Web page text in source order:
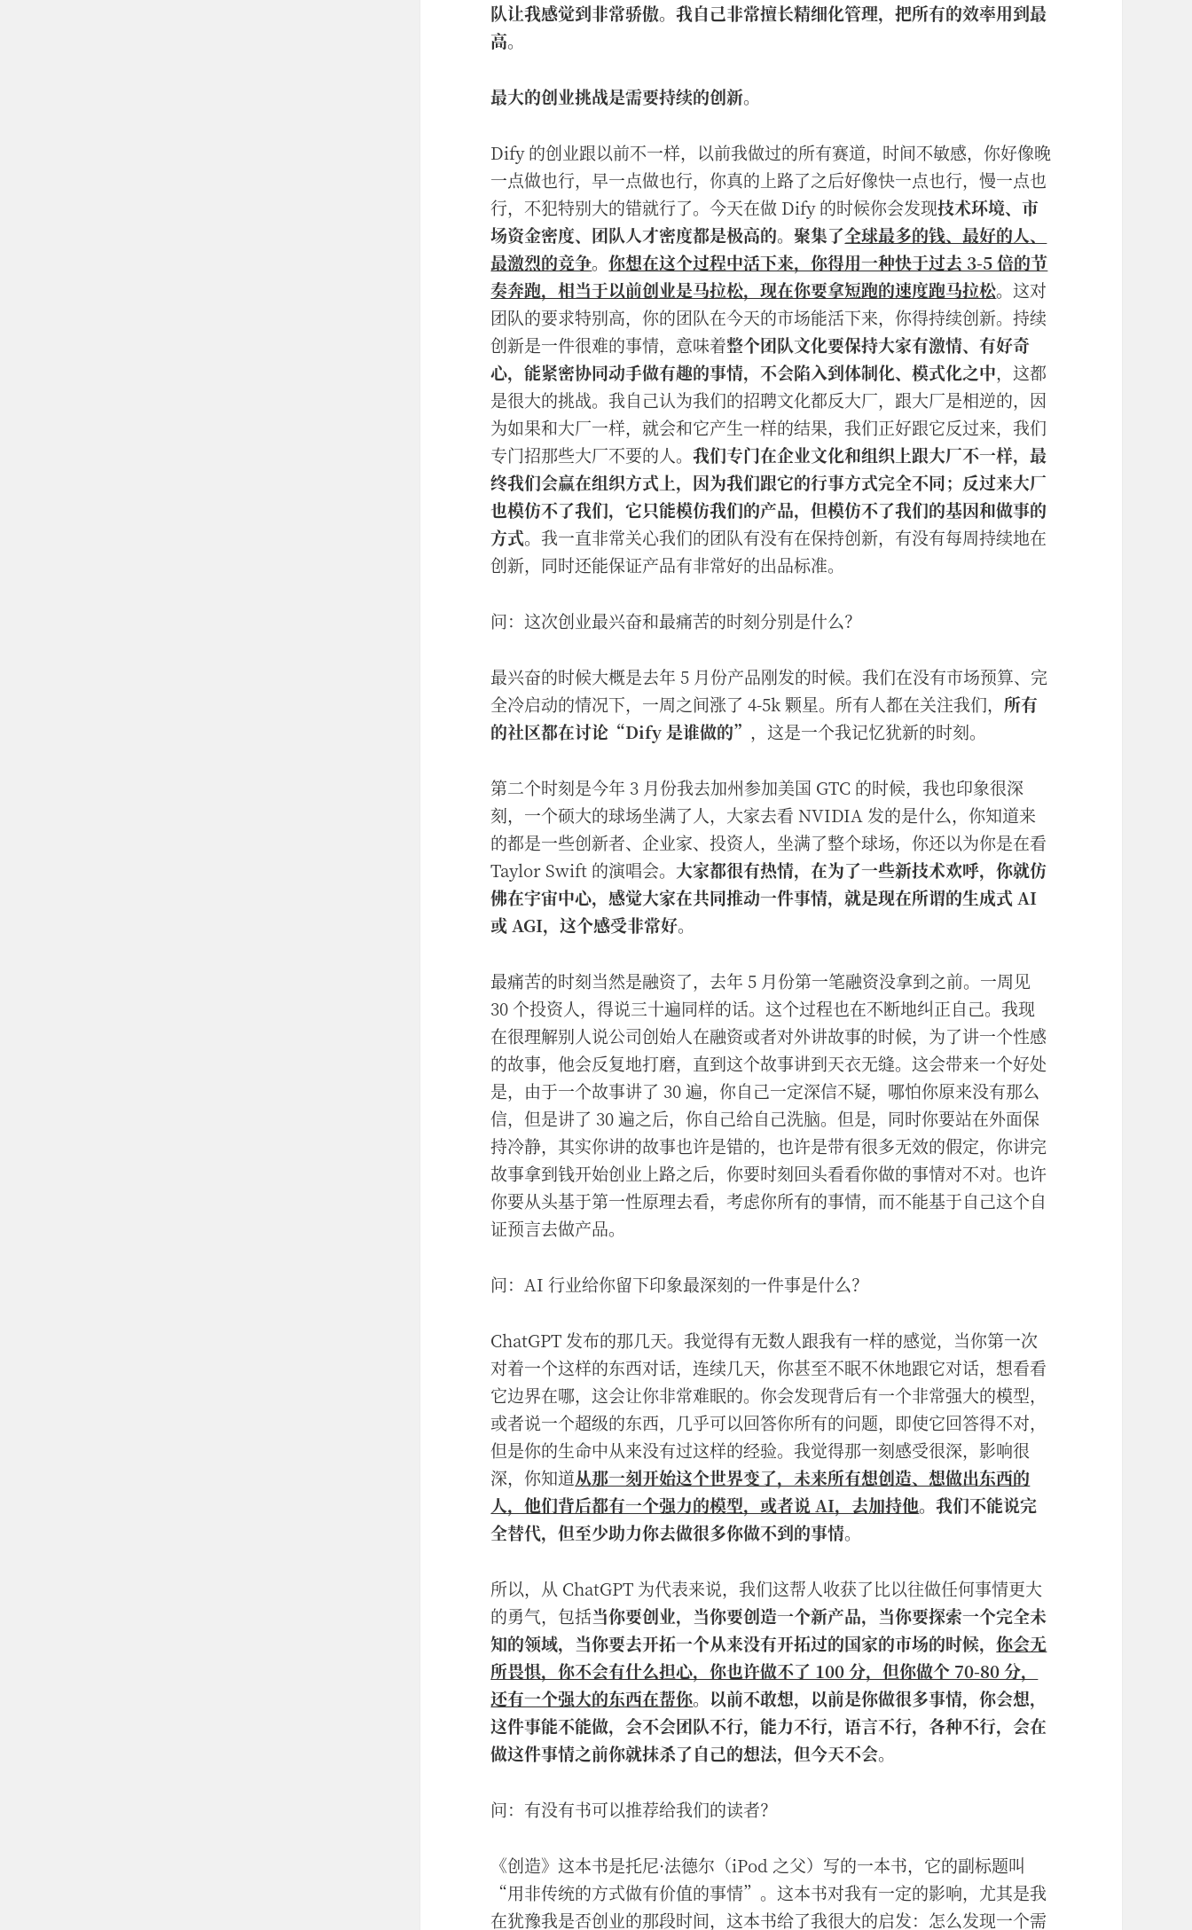
队让我感觉到非常骄傲。我自己非常擅长精细化管理，把所有的效率用到最
高。
最大的创业挑战是需要持续的创新。
Dify 的创业跟以前不一样，以前我做过的所有赛道，时间不敏感，你好像晚
一点做也行，早一点做也行，你真的上路了之后好像快一点也行，慢一点也
行，不犯特别大的错就行了。今天在做 Dify 的时候你会发现技术环境、市
场资金密度、团队人才密度都是极高的。聚集了全球最多的钱、最好的人、
最激烈的竞争。你想在这个过程中活下来，你得用一种快于过去 3-5 倍的节
奏奔跑，相当于以前创业是马拉松，现在你要拿短跑的速度跑马拉松。这对
团队的要求特别高，你的团队在今天的市场能活下来，你得持续创新。持续
创新是一件很难的事情，意味着整个团队文化要保持大家有激情、有好奇
心，能紧密协同动手做有趣的事情，不会陷入到体制化、模式化之中，这都
是很大的挑战。我自己认为我们的招聘文化都反大厂，跟大厂是相逆的，因
为如果和大厂一样，就会和它产生一样的结果，我们正好跟它反过来，我们
专门招那些大厂不要的人。我们专门在企业文化和组织上跟大厂不一样，最
终我们会赢在组织方式上，因为我们跟它的行事方式完全不同；反过来大厂
也模仿不了我们，它只能模仿我们的产品，但模仿不了我们的基因和做事的
方式。我一直非常关心我们的团队有没有在保持创新，有没有每周持续地在
创新，同时还能保证产品有非常好的出品标准。
问：这次创业最兴奋和最痛苦的时刻分别是什么？
最兴奋的时候大概是去年 5 月份产品刚发的时候。我们在没有市场预算、完
全冷启动的情况下，一周之间涨了 4-5k 颗星。所有人都在关注我们， 所有
的社区都在讨论“Dify 是谁做的” ，这是一个我记忆犹新的时刻。
第二个时刻是今年 3 月份我去加州参加美国 GTC 的时候，我也印象很深
刻，一个硕大的球场坐满了人，大家去看 NVIDIA 发的是什么，你知道来
的都是一些创新者、企业家、投资人，坐满了整个球场，你还以为你是在看
Taylor Swift 的演唱会。 大家都很有热情，在为了一些新技术欢呼，你就仿
佛在宇宙中心，感觉大家在共同推动一件事情，就是现在所谓的生成式 AI
或 AGI，这个感受非常好。
最痛苦的时刻当然是融资了，去年 5 月份第一笔融资没拿到之前。一周见
30 个投资人，得说三十遍同样的话。这个过程也在不断地纠正自己。我现
在很理解别人说公司创始人在融资或者对外讲故事的时候，为了讲一个性感
的故事，他会反复地打磨，直到这个故事讲到天衣无缝。这会带来一个好处
是，由于一个故事讲了 30 遍，你自己一定深信不疑，哪怕你原来没有那么
信，但是讲了 30 遍之后，你自己给自己洗脑。但是，同时你要站在外面保
持冷静，其实你讲的故事也许是错的，也许是带有很多无效的假定，你讲完
故事拿到钱开始创业上路之后，你要时刻回头看看你做的事情对不对。也许
你要从头基于第一性原理去看，考虑你所有的事情，而不能基于自己这个自
证预言去做产品。
问：AI 行业给你留下印象最深刻的一件事是什么？
ChatGPT 发布的那几天。我觉得有无数人跟我有一样的感觉，当你第一次
对着一个这样的东西对话，连续几天，你甚至不眠不休地跟它对话，想看看
它边界在哪，这会让你非常难眠的。你会发现背后有一个非常强大的模型，
或者说一个超级的东西，几乎可以回答你所有的问题，即使它回答得不对，
但是你的生命中从来没有过这样的经验。我觉得那一刻感受很深，影响很
深，你知道从那一刻开始这个世界变了，未来所有想创造、想做出东西的
人，他们背后都有一个强力的模型，或者说 AI，去加持他。我们不能说完
全替代，但至少助力你去做很多你做不到的事情。
所以，从 ChatGPT 为代表来说，我们这帮人收获了比以往做任何事情更大
的勇气，包括当你要创业，当你要创造一个新产品，当你要探索一个完全未
知的领域，当你要去开拓一个从来没有开拓过的国家的市场的时候，你会无
所畏惧，你不会有什么担心，你也许做不了 100 分，但你做个 70-80 分，
还有一个强大的东西在帮你。以前不敢想，以前是你做很多事情，你会想，
这件事能不能做，会不会团队不行，能力不行，语言不行，各种不行，会在
做这件事情之前你就抹杀了自己的想法，但今天不会。
问：有没有书可以推荐给我们的读者？
《创造》这本书是托尼·法德尔（iPod 之父）写的一本书，它的副标题叫
“用非传统的方式做有价值的事情”。这本书对我有一定的影响，尤其是我
在犹豫我是否创业的那段时间，这本书给了我很大的启发：怎么发现一个需